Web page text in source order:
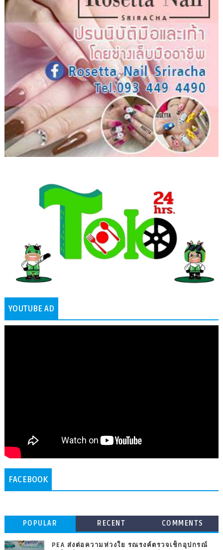
YOUTUBE AD
FACEBOOK
POPULAR RECENT COMMENTS
PEA ส่งต่อความห่วงใย รณรงค์ตรวจเช็กอุปกรณ์